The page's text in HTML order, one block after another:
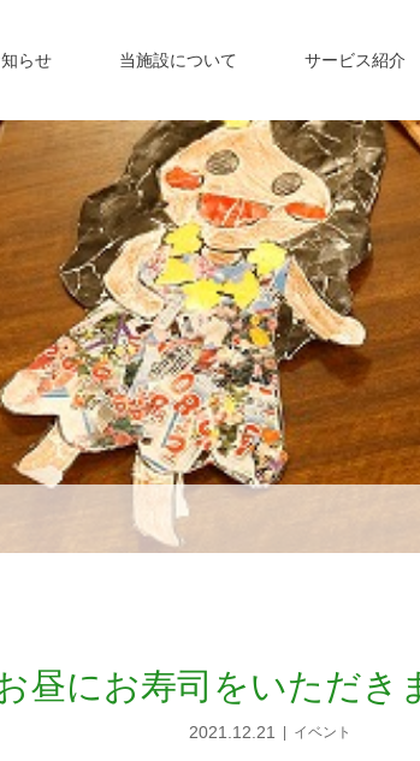
らせ 当施設について サービス紹介
昼にお寿司をいただき
2021.12.21 イベント